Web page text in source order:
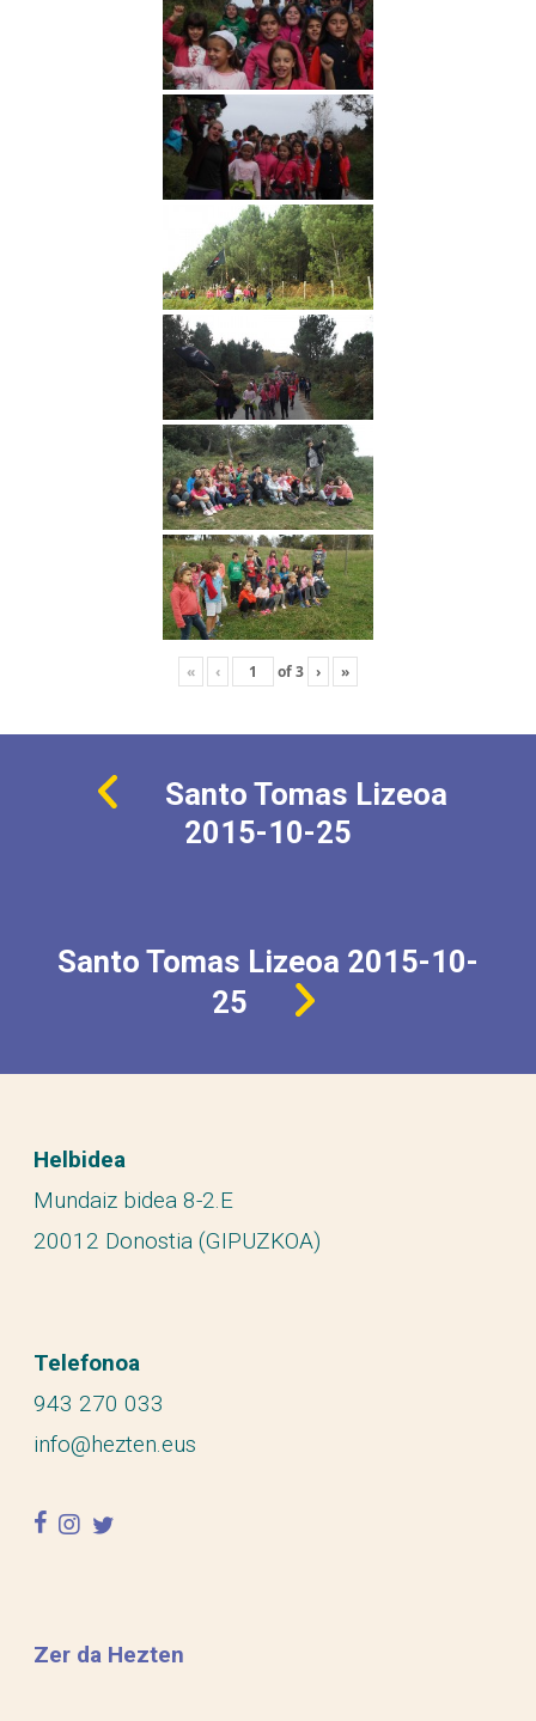
« ‹ of3 › »
Santo Tomas Lizeoa
2015-10-25
Santo Tomas Lizeoa 2015-10-
25
Helbidea
Mundaiz bidea 8-2.E
20012 Donostia (GIPUZKOA)
Telefonoa
943 270 033
info@hezten.eus
facebook
instagram
twitter
Zer da Hezten